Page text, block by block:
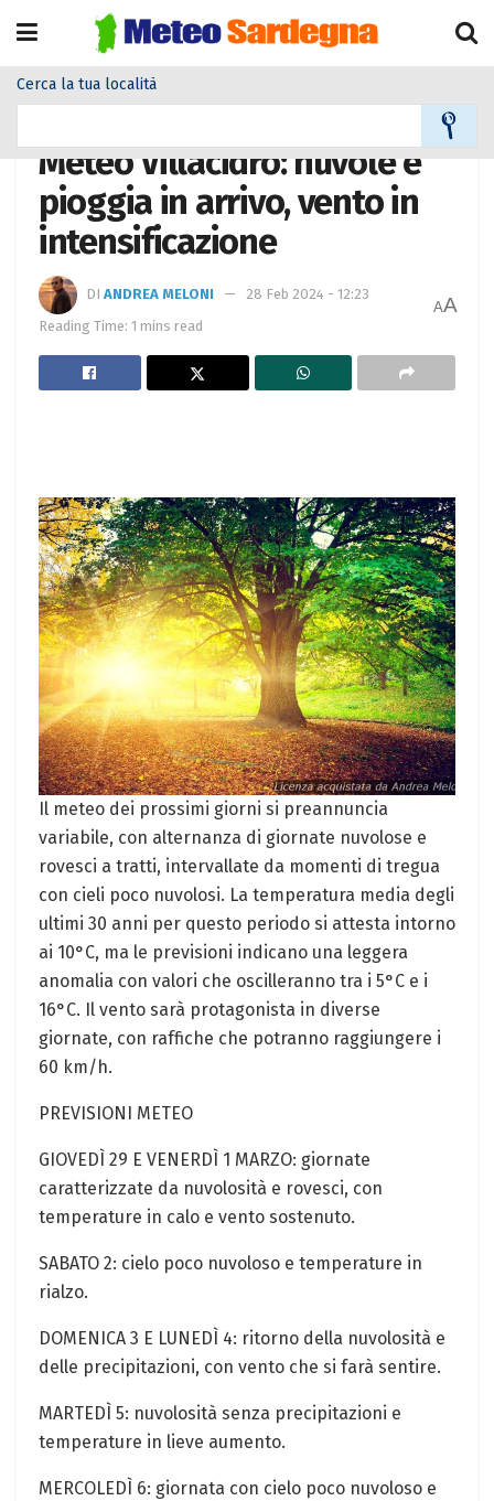
Cerca la tua località
Meteo Villacidro: nuvole e
pioggia in arrivo, vento in
intensificazione
DI ANDREA MELONI
28 Feb 2024 - 12:23
Reading Time: 1 mins read
AA
Il meteo dei prossimi ⁢giorni ⁤si ‌preannuncia
variabile, con alternanza di giornate nuvolose e
rovesci a tratti, intervallate da momenti di⁤ tregua
con cieli poco nuvolosi. La temperatura media degli
ultimi 30 anni per questo periodo si attesta intorno
ai 10°C, ma le previsioni indicano una leggera
anomalia‌ con valori che oscilleranno‍ tra i 5°C e i
16°C. ⁤Il vento sarà protagonista ⁣in ⁢diverse​
giornate, con raffiche che potranno⁣ raggiungere ‌i
‍60⁤ km/h.
PREVISIONI ⁣METEO
GIOVEDÌ 29 E ⁤VENERDÌ 1 MARZO: giornate
caratterizzate da nuvolosità e rovesci, con
temperature in ‌calo e‍ vento sostenuto.
SABATO 2: cielo poco nuvoloso e temperature‍ in
rialzo.
DOMENICA 3 E LUNEDÌ 4: ritorno della nuvolosità e
delle precipitazioni, con vento che si farà sentire.
MARTEDÌ 5: nuvolosità senza precipitazioni e
temperature​ in lieve aumento.
MERCOLEDÌ ⁢6: giornata con cielo poco nuvoloso e